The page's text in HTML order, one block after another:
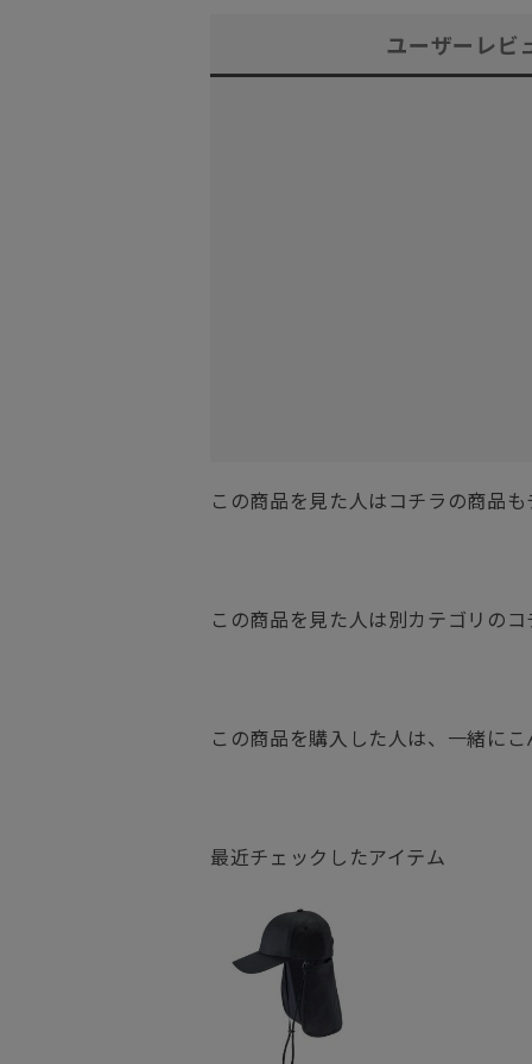
ユーザーレビ
この商品を見た人はコチラの商品
この商品を見た人は別カテゴリの
この商品を購入した人は、一緒に
最近チェックしたアイテム